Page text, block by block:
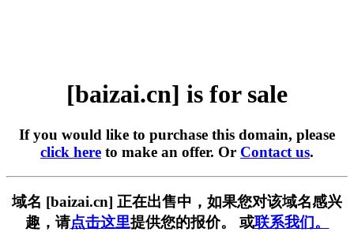
[baizai.cn] is for sale
If you would like to purchase this domain, please
click here to make an offer. Or Contact us.
域名 [baizai.cn] 正在出售中，如果您对该域名感兴
趣，请点击这里提供您的报价。 或联系我们。